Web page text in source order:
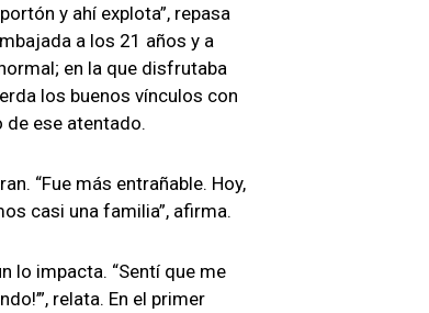
y ahí explota”, repasa
a los 21 años y a
en la que disfrutaba
los buenos vínculos con
ese atentado.
“Fue más entrañable. Hoy,
casi una familia”, afirma.
lo impacta. “Sentí que me
relata. En el primer